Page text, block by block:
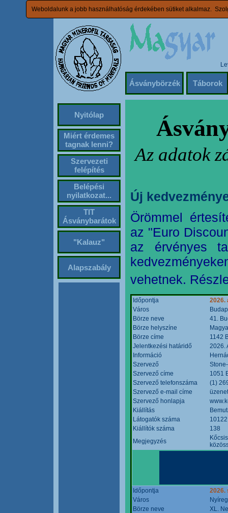
Weboldalunk a jobb használhatóság érdekében sütiket alkalmaz.
Ásványbörzék Táborok
Nyitólap
Miért érdemes
tagnak lenni?
Szervezeti
felépítés
Belépési
nyilatkozat...
TIT
Ásványbarátok
"Kalauz"
Alapszabály
Az adatok
Új
Örömmel
az "Euro
az érvényes
vehetnek.
Időpontja
2026.
Város
Börze neve
41.
Börze helyszíne
Börze címe
1142
Jelentkezési határidő
2026.
Információ
Szervező
Szervező címe
1051
Szervező telefonszáma
(1)
Szervező e-mail címe
Szervező honlapja
Kiállítás
Látogatók száma
10122
Kiállítók száma
138
Megjegyzés
Időpontja
2026.
Város
Börze neve
XL.